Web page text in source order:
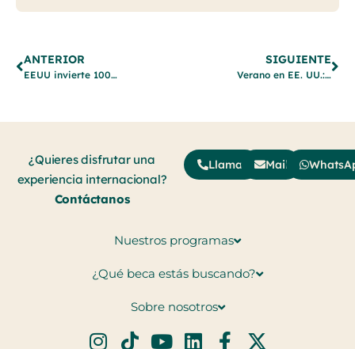
ANTERIOR
EEUU invierte 100M de dólares en fichar jóvenes españoles para hacer historia en su Mundial 2026
SIGUIENTE
Verano en EE. UU.: Los Mejores Planes para Hacer con Tus Amigos
¿Quieres disfrutar una
experiencia internacional?
Contáctanos
Llamar Mail
Nuestros programas
¿Qué beca estás buscando?
Sobre nosotros